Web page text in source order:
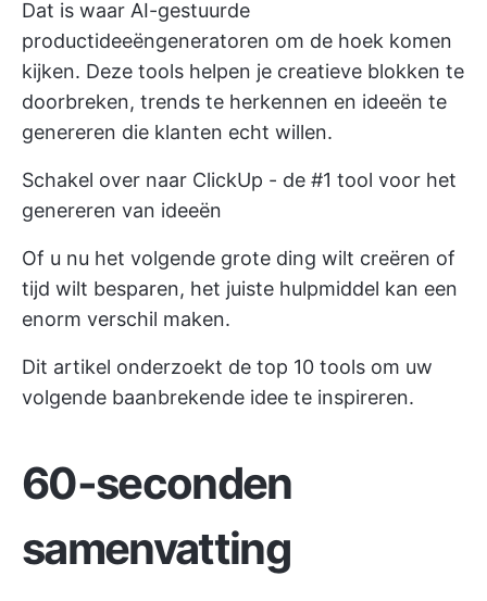
Dat is waar AI-gestuurde
productideeëngeneratoren om de hoek komen
kijken. Deze tools helpen je creatieve blokken te
doorbreken, trends te herkennen en ideeën te
genereren die klanten echt willen.
Schakel over naar ClickUp - de #1 tool voor het
genereren van ideeën
Of u nu het volgende grote ding wilt creëren of
tijd wilt besparen, het juiste hulpmiddel kan een
enorm verschil maken.
Dit artikel onderzoekt de top 10 tools om uw
volgende baanbrekende idee te inspireren.
60-seconden
samenvatting